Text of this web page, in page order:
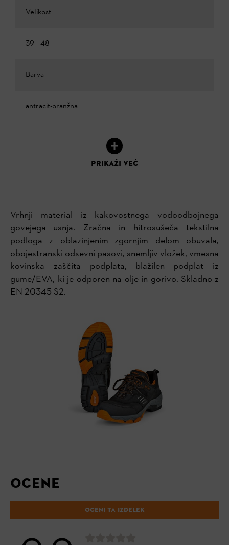
Velikost
39 - 48
Barva
antracit-oranžna
PRIKAŽI VEČ
Vrhnji material iz kakovostnega vodoodbojnega
govejega usnja. Zračna in hitrosušeča tekstilna
podloga z oblazinjenim zgornjim delom obuvala,
obojestranski odsevni pasovi, snemljiv vložek, vmesna
kovinska zaščita podplata, blažilen podplat iz
gume/EVA, ki je odporen na olje in gorivo. Skladno z
EN 20345 S2.
OCENE
OCENI TA IZDELEK